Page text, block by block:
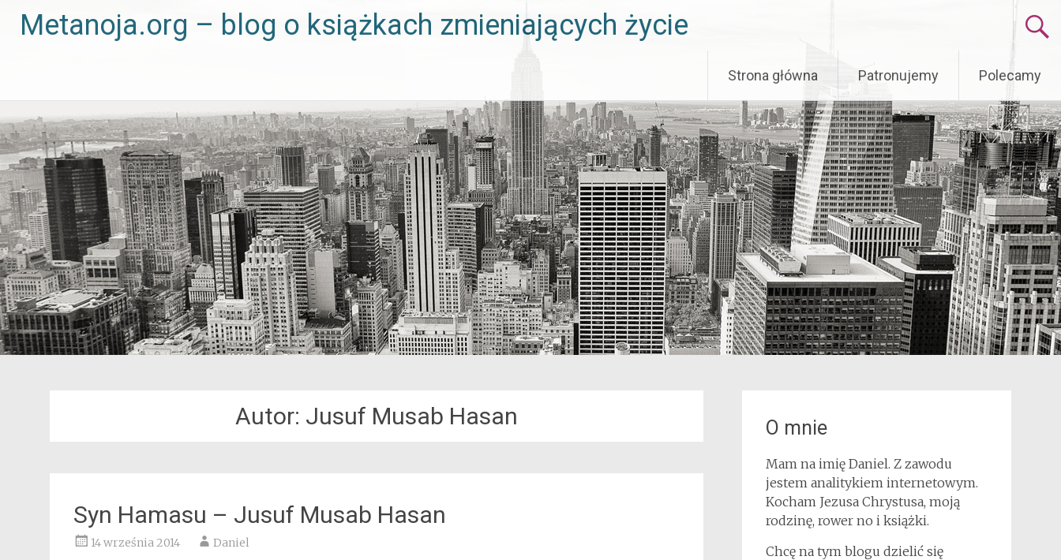
Metanoja.org – blog o książkach zmieniających życie
to
content
Strona główna Patronujemy Polecamy
Autor: Jusuf Musab Hasan
Syn Hamasu – Jusuf Musab Hasan
14 września 2014 Daniel
O mnie
Mam na imię Daniel. Z zawodu
jestem analitykiem internetowym.
Kocham Jezusa Chrystusa, moją
rodzinę, rower no i książki.
Chcę na tym blogu dzielić się